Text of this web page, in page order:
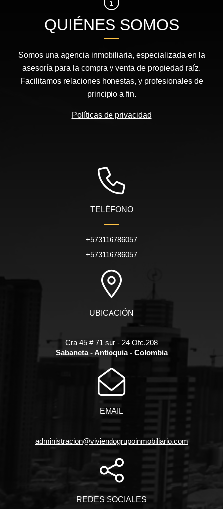
QUIÉNES SOMOS
Somos una agencia inmobiliaria, especializada en la
asesoría para la compra y venta de propiedad raíz.
Facilitamos relaciones honestas, y profesionales de
principio a fin.
Políticas de privacidad
TELÉFONO
+573116786057
+573116786057
UBICACIÓN
Cra 45 # 71 sur - 24 Ofc.208
Sabaneta - Antioquia - Colombia
EMAIL
administracion@viviendogrupoinmobiliario.com
REDES SOCIALES